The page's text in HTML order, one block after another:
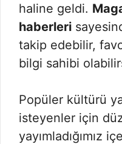
haline geldi.
haberleri
takip edebilir,
bilgi sahibi
Popüler kültürü
isteyenler için
yayımladığımız